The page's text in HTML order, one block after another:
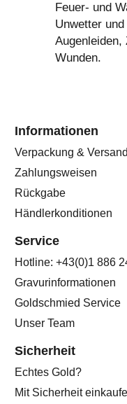
Feuer- und
Unwetter
Augenleiden,
Wunden.
Informationen
Verpackung & Versand
Zahlungsweisen
Rückgabe
Händlerkonditionen
Service
Hotline: +43(0)1 886
Gravurinformationen
Goldschmied Service
Unser Team
Sicherheit
Echtes Gold?
Mit Sicherheit